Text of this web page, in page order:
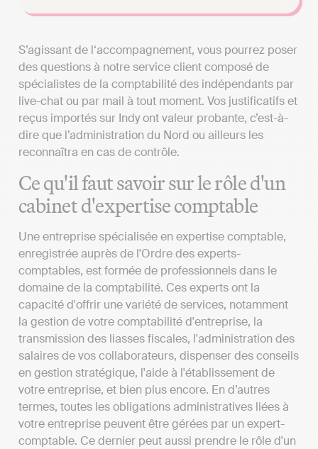
S’agissant de l‘accompagnement, vous pourrez poser
des questions à notre service client composé de
spécialistes de la comptabilité des indépendants par
live-chat ou par mail à tout moment. Vos justificatifs et
reçus importés sur Indy ont valeur probante, c’est-à-
dire que l’administration du Nord ou ailleurs les
reconnaîtra en cas de contrôle.
Ce qu'il faut savoir sur le rôle d'un
cabinet d'expertise comptable
Une entreprise spécialisée en expertise comptable,
enregistrée auprès de l'Ordre des experts-
comptables, est formée de professionnels dans le
domaine de la comptabilité. Ces experts ont la
capacité d'offrir une variété de services, notamment
la gestion de votre comptabilité d'entreprise, la
transmission des liasses fiscales, l'administration des
salaires de vos collaborateurs, dispenser des conseils
en gestion stratégique, l'aide à l'établissement de
votre entreprise, et bien plus encore. En d’autres
termes, toutes les obligations administratives liées à
votre entreprise peuvent être gérées par un expert-
comptable. Ce dernier peut aussi prendre le rôle d'un